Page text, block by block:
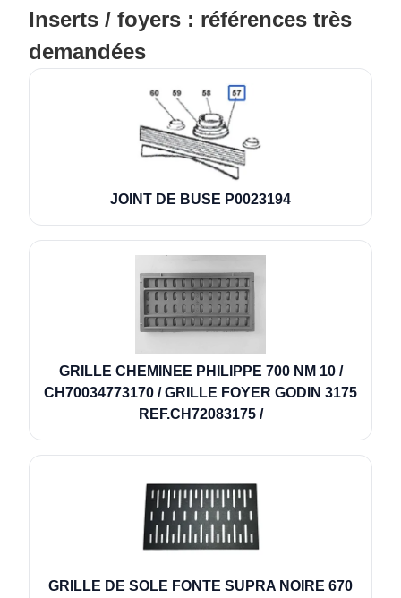
Inserts / foyers : références très
demandées
JOINT DE BUSE P0023194
GRILLE CHEMINEE PHILIPPE 700 NM 10 /
CH70034773170 / GRILLE FOYER GODIN 3175
REF.CH72083175 /
GRILLE DE SOLE FONTE SUPRA NOIRE 670